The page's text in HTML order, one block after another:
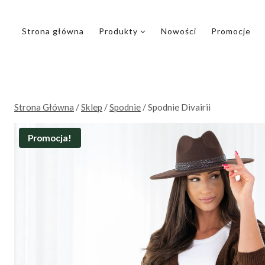
Strona główna Produkty Nowości Promocje
Strona Główna /Sklep /Spodnie /Spodnie Divairii
Promocja!